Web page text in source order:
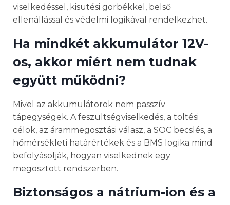
viselkedéssel, kisütési görbékkel, belső
ellenállással és védelmi logikával rendelkezhet.
Ha mindkét akkumulátor 12V-
os, akkor miért nem tudnak
együtt működni?
Mivel az akkumulátorok nem passzív
tápegységek. A feszültségviselkedés, a töltési
célok, az árammegosztási válasz, a SOC becslés, a
hőmérsékleti határértékek és a BMS logika mind
befolyásolják, hogyan viselkednek egy
megosztott rendszerben.
Biztonságos a nátrium-ion és a